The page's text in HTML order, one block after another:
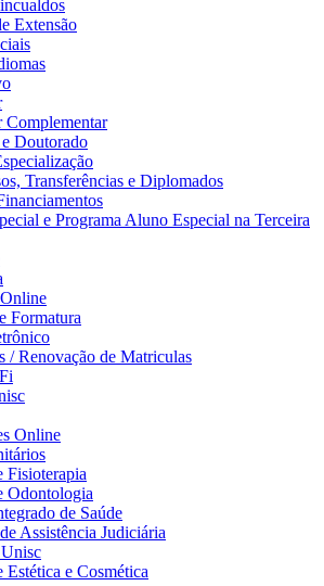
Extensão
Complementar
Doutorado
Transferências e Diplomados
e Programa Aluno Especial na Terceira
Formatura
/ Renovação de Matriculas
Online
Fisioterapia
Odontologia
de Saúde
Assistência Judiciária
Estética e Cosmética